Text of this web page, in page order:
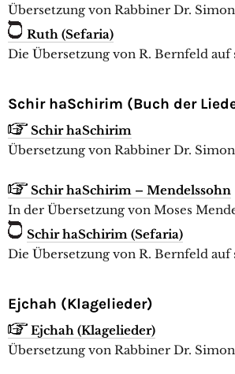
Übersetzung von Rabbiner Dr.
Ruth (Sefaria)
Die Übersetzung von R. Bernfeld auf
Schir haSchirim (Buch der
Schir haSchirim
Übersetzung von Rabbiner Dr.
Schir haSchirim – Mendelssohn
In der Übersetzung von Moses
Schir haSchirim (Sefaria)
Die Übersetzung von R. Bernfeld auf
Ejchah (Klagelieder)
Ejchah (Klagelieder)
Übersetzung von Rabbiner Dr.